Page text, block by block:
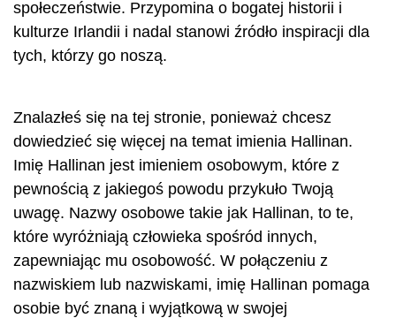
społeczeństwie. Przypomina o bogatej historii i
kulturze Irlandii i nadal stanowi źródło inspiracji dla
tych, którzy go noszą.
Znalazłeś się na tej stronie, ponieważ chcesz
dowiedzieć się więcej na temat imienia Hallinan.
Imię Hallinan jest imieniem osobowym, które z
pewnością z jakiegoś powodu przykuło Twoją
uwagę. Nazwy osobowe takie jak Hallinan, to te,
które wyróżniają człowieka spośród innych,
zapewniając mu osobowość. W połączeniu z
nazwiskiem lub nazwiskami, imię Hallinan pomaga
osobie być znaną i wyjątkową w swojej